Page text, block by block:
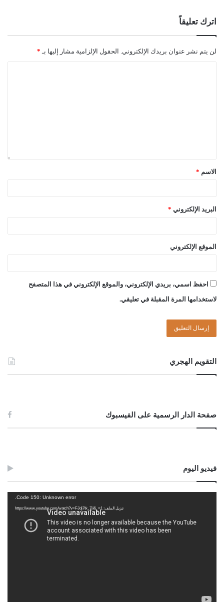
اترك تعليقاً
لن يتم نشر عنوان بريدك الإلكتروني. الحقول الإلزامية مشار إليها بـ *
الاسم *
البريد الإلكتروني *
الموقع الإلكتروني
احفظ اسمي، بريدي الإلكتروني، والموقع الإلكتروني في هذا المتصفح
لاستخدامها المرة المقبلة في تعليقي.
التقويم الهجري
صفحة الدار الرسمية على الفيسبوك
فيديو اليوم
Code 150: Unknown error.
تنزيل الملف: https://www.youtube.com/watch?v=FJdj7tk_7jI&_=1